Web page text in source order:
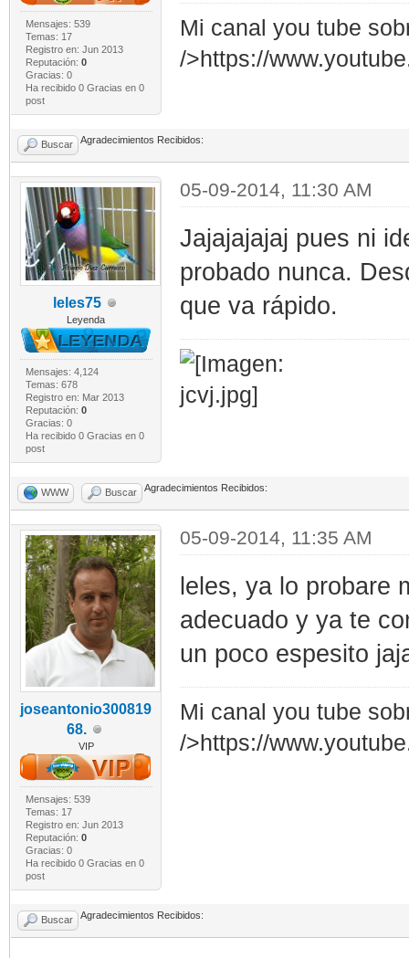
Mensajes: 539
Temas: 17
Registro en: Jun 2013
Reputación: 0
Gracias: 0
Ha recibido 0 Gracias en 0
post
Mi canal you tube
/>https://
Buscar Agradecimientos Recibidos:
leles75
Leyenda
Mensajes: 4,124
Temas: 678
Registro en: Mar 2013
Reputación: 0
Gracias: 0
Ha recibido 0 Gracias en 0
post
05-09-2014, 11:30 AM
Jajajajajaj pues ni
probado nunca.
que va rápido.
WWW Buscar Agradecimientos Recibidos:
joseantonio300819
68.
VIP
Mensajes: 539
Temas: 17
Registro en: Jun 2013
Reputación: 0
Gracias: 0
Ha recibido 0 Gracias en 0
post
05-09-2014, 11:35 AM
leles, ya lo probare
adecuado y ya te
un poco espesito
Mi canal you tube
/>https://
Buscar Agradecimientos Recibidos: